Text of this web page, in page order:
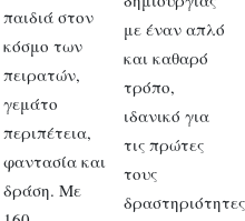
παιδιά στον
κόσμο των
πειρατών,
γεμάτο
περιπέτεια,
φαντασία και
δράση. Με
με έναν απλό
και καθαρό
τρόπο,
ιδανικό για
τις πρώτες
τους